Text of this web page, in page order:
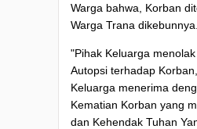
Warga bahwa, Korban
Warga Trana dikebunnya.
"Pihak Keluarga
Autopsi terhadap
Keluarga menerima
Kematian Korban yang
dan Kehendak Tuhan